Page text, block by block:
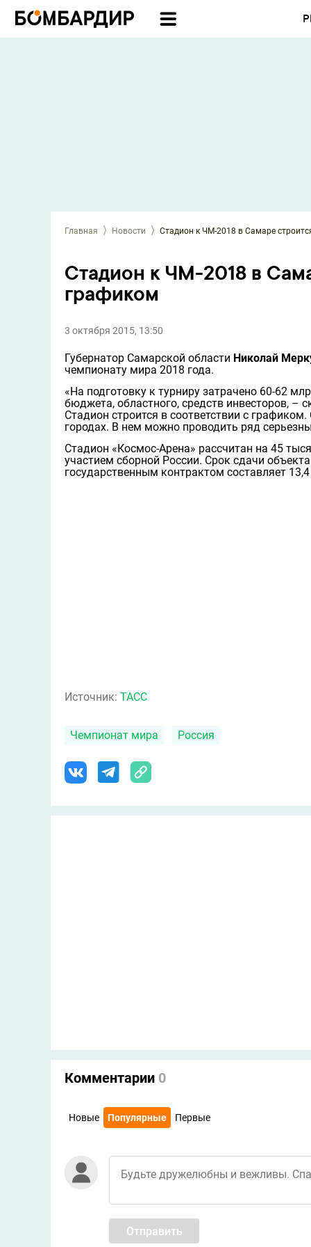
Главная Новости Стадион к ЧМ-2018 в Самаре
Стадион к ЧМ-2018 в
графиком
3 октября 2015, 13:50
Губернатор Самарской области Николай
чемпионату мира 2018 года.
«На подготовку к турниру затрачено 60-62
бюджета, областного, средств инвесторов, –
Стадион строится в соответствии с
городах. В нем можно проводить ряд
Стадион «Космос-Арена» рассчитан на 45
участием сборной России. Срок сдачи
государственным контрактом составляет
Источник: ТАСС
Чемпионат мира Россия
Комментарии 0
Новые Популярные Первые
Отправить